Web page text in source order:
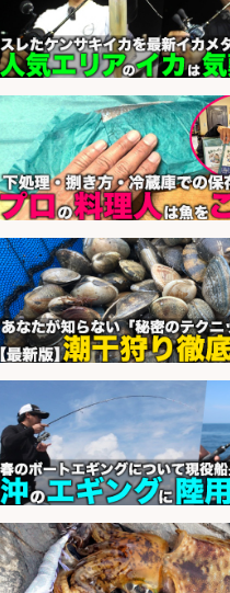
さらに求人情報を